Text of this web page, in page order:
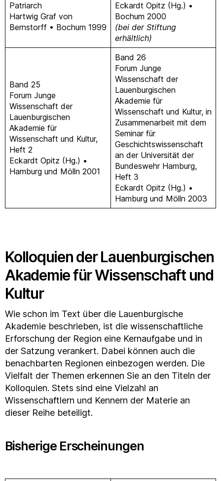
Patriarch
Hartwig Graf von
Bernstorff • Bochum 1999
Eckardt Opitz (Hg.) •
Bochum 2000
(bei der Stiftung
erhältlich)
Band 25
Forum Junge
Wissenschaft der
Lauenburgischen
Akademie für
Wissenschaft und Kultur,
Heft 2
Eckardt Opitz (Hg.) •
Hamburg und Mölln 2001
Band 26
Forum Junge
Wissenschaft der
Lauenburgischen
Akademie für
Wissenschaft und Kultur, in
Zusammenarbeit mit dem
Seminar für
Geschichtswissenschaft
an der Universität der
Bundeswehr Hamburg,
Heft 3
Eckardt Opitz (Hg.) •
Hamburg und Mölln 2003
Kolloquien der Lauenburgischen
Akademie für Wissenschaft und
Kultur
Wie schon im Text über die Lauenburgische
Akademie beschrieben, ist die wissenschaftliche
Erforschung der Region eine Kernaufgabe und in
der Satzung verankert. Dabei können auch die
benachbarten Regionen einbezogen werden. Die
Vielfalt der Themen erkennen Sie an den Titeln der
Kolloquien. Stets sind eine Vielzahl an
Wissenschaftlern und Kennern der Materie an
dieser Reihe beteiligt.
Bisherige Erscheinungen